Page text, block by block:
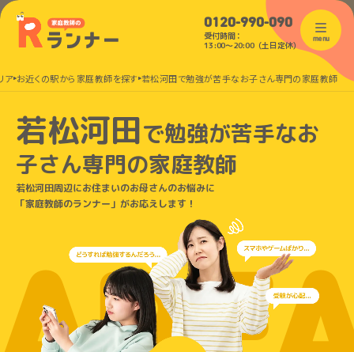
0120-990-090
受付時間：
13:00〜20:00（土日定休）
menu
ア お近くの駅から家庭教師を探す 若松河田で勉強が苦手なお子さん専門の家庭教師
若松河田で勉強が苦手なお
子さん専門の家庭教師
若松河田周辺にお住まいのお母さんのお悩みに
「家庭教師のランナー」がお応えします！